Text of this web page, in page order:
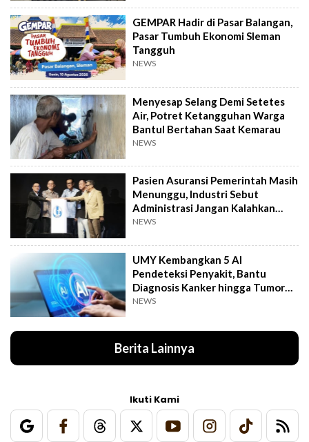
GEMPAR Hadir di Pasar Balangan,
Pasar Tumbuh Ekonomi Sleman
Tangguh
NEWS
Menyesap Selang Demi Setetes
Air, Potret Ketangguhan Warga
Bantul Bertahan Saat Kemarau
NEWS
Pasien Asuransi Pemerintah Masih
Menunggu, Industri Sebut
Administrasi Jangan Kalahkan
Kemanusiaan
NEWS
UMY Kembangkan 5 AI
Pendeteksi Penyakit, Bantu
Diagnosis Kanker hingga Tumor
Otak Lebih Cepat
NEWS
Berita Lainnya
Ikuti Kami